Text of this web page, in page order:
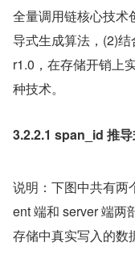
全量调用链核心技术
导式生成算法，(2)
r1.0，在存储开销上
种技术。
3.2.2.1 span_id 推
说明：下图中共有两
ent 端和 server 端两
存储中真实写入的数